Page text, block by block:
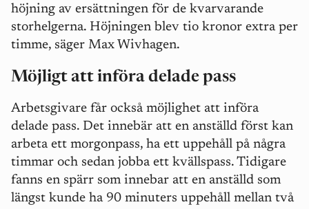
höjning av ersättningen för de kvarvarande
storhelgerna. Höjningen blev tio kronor extra per
timme, säger Max Wivhagen.
Möjligt att införa delade pass
Arbetsgivare får också möjlighet att införa
delade pass. Det innebär att en anställd först kan
arbeta ett morgonpass, ha ett uppehåll på några
timmar och sedan jobba ett kvällspass. Tidigare
fanns en spärr som innebar att en anställd som
längst kunde ha 90 minuters uppehåll mellan två